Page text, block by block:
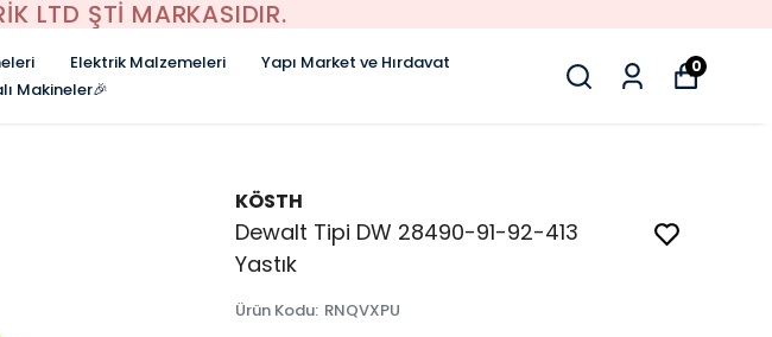
LTD ŞTİ MARKASIDIR.
Elektrik Malzemeleri
Yapı Market ve Hırdavat
Makineler🎉
0
KÖSTH
Dewalt Tipi DW 28490-91-92-413
Yastık
Ürün Kodu: RNQVXPU